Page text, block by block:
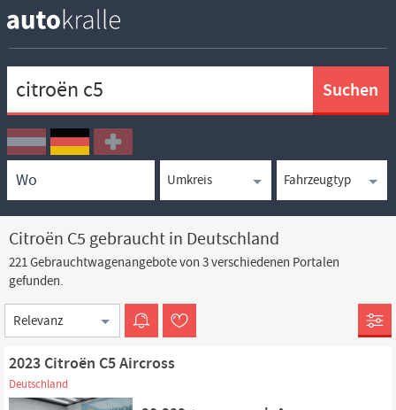
Ortssuche
Umkreissuche
Typsuche
Citroën C5 gebraucht in Deutschland
221 Gebrauchtwagenangebote von 3 verschiedenen Portalen
gefunden.
Sortierung
2023 Citroën C5 Aircross
Deutschland